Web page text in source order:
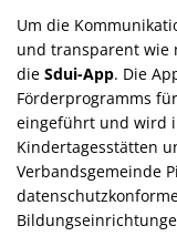
Um die
und transparent wie
die Sdui-App. Die
Förderprogramms
eingeführt und wird
Kindertagesstätten
Verbandsgemeinde